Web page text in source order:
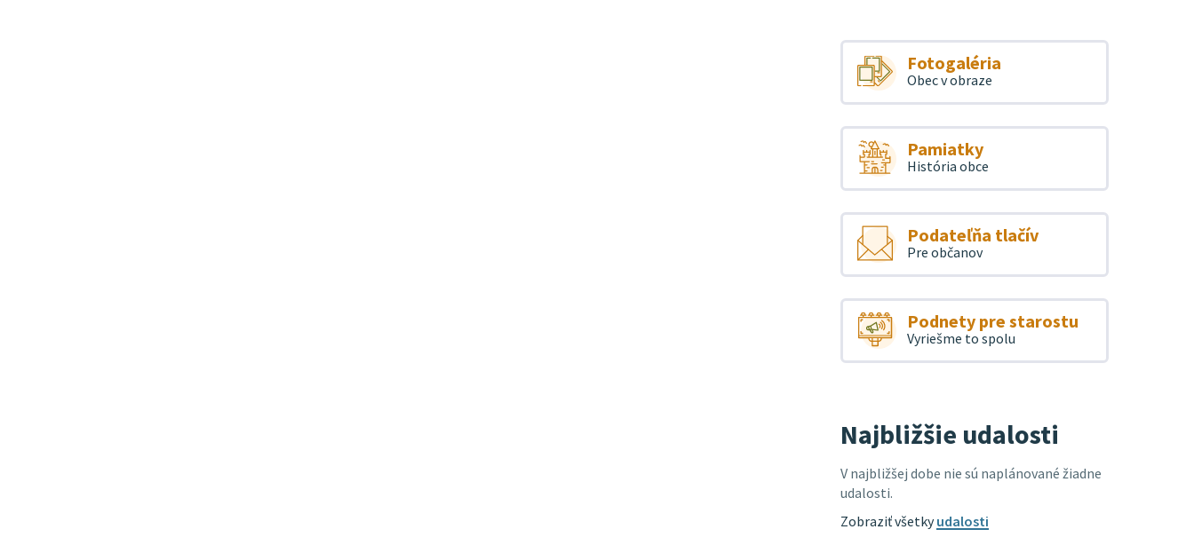
Fotogaléria
Obec v obraze
Pamiatky
História obce
Podateľňa tlačív
Pre občanov
Podnety pre starostu
Vyriešme to spolu
Najbližšie udalosti
V najbližšej dobe nie sú naplánované žiadne
udalosti.
Zobraziť všetkyudalosti